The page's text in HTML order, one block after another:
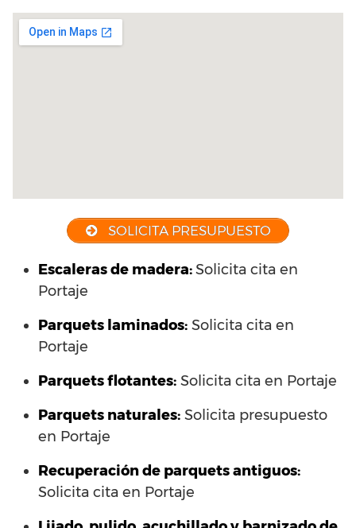
SOLICITA PRESUPUESTO
Escaleras de madera:Solicita cita en
Portaje
Parquets laminados: Solicita cita en
Portaje
Parquets flotantes: Solicita cita en Portaje
Parquets naturales: Solicita presupuesto
en Portaje
Recuperación de parquets antiguos:
Solicita cita en Portaje